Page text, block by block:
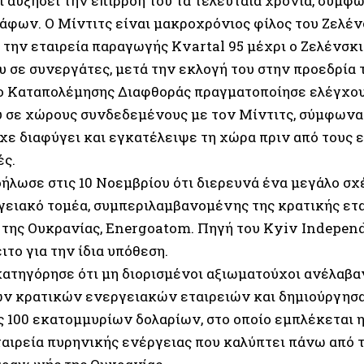
Ο Μίντιτς είναι μακροχρόνιος φίλος του
την εταιρεία παραγωγής Kvartal 95 μέχρι ο
σε συνεργάτες, μετά την εκλογή του στην προεδρία
Καταπολέμησης Διαφθοράς πραγματοποίησε
σε χώρους συνδεδεμένους με τον Μίντιτς,
διαφύγει και εγκατέλειψε τη χώρα πριν από
στις 10 Νοεμβρίου ότι διερευνά ένα μεγάλο
τομέα, συμπεριλαμβανομένης της κρατικής
της Ουκρανίας, Energoatom. Πηγή του Kyiv
για την ίδια υπόθεση.
ότι μη διορισμένοι αξιωματούχοι
κρατικών ενεργειακών εταιρειών και
100 εκατομμυρίων δολαρίων, στο οποίο
πυρηνικής ενέργειας που καλύπτει πάνω από